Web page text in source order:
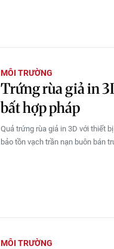
MÔI TRƯỜNG
Trứng rùa giả in
bất hợp pháp
Quả trứng rùa giả in 3D với thiết
bảo tồn vạch trần nạn buôn bán
MÔI TRƯỜNG